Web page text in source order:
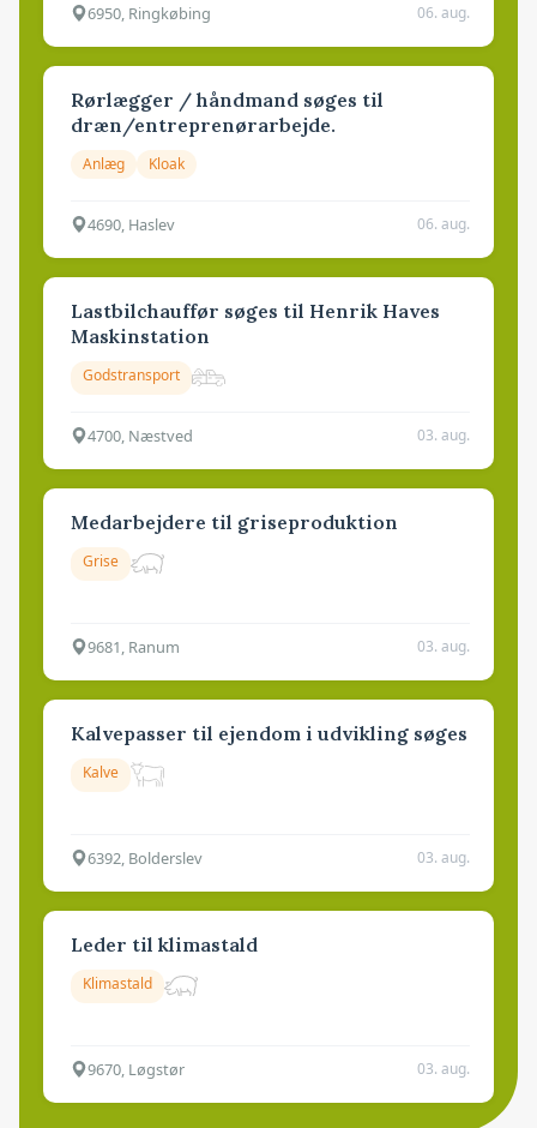
6950, Ringkøbing 06. aug.
Rørlægger / håndmand søges til
dræn/entreprenørarbejde.
Anlæg Kloak
4690, Haslev 06. aug.
Lastbilchauffør søges til Henrik Haves
Maskinstation
Godstransport
4700, Næstved 03. aug.
Medarbejdere til griseproduktion
Grise
9681, Ranum 03. aug.
Kalvepasser til ejendom i udvikling søges
Kalve
6392, Bolderslev 03. aug.
Leder til klimastald
Klimastald
9670, Løgstør 03. aug.